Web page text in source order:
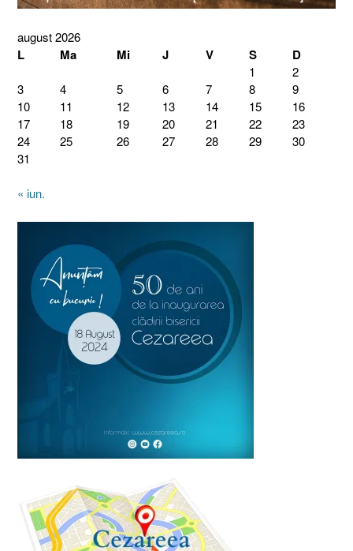
august 2026
L Ma Mi J V S D
1
2
3
4 5 6 7 8
9
10
11 12 13 14 15
16
17
18 19 20 21 22
23
24
25 26 27 28 29
30
31
« iun.